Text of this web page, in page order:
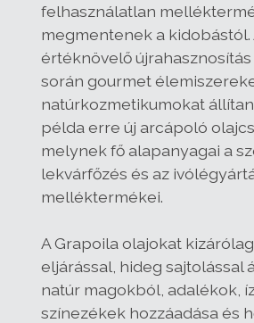
felhasználatlan
megmentenek a kidobástól.
értéknövelő
során gourmet
natúrkozmetikumokat
példa erre új arcápoló
melynek fő alapanyagai a
lekvárfőzés és az
melléktermékei.
A Grapoila olajokat
eljárással, hideg sajtolással
natúr magokból, adalékok,
színezékek hozzáadása és